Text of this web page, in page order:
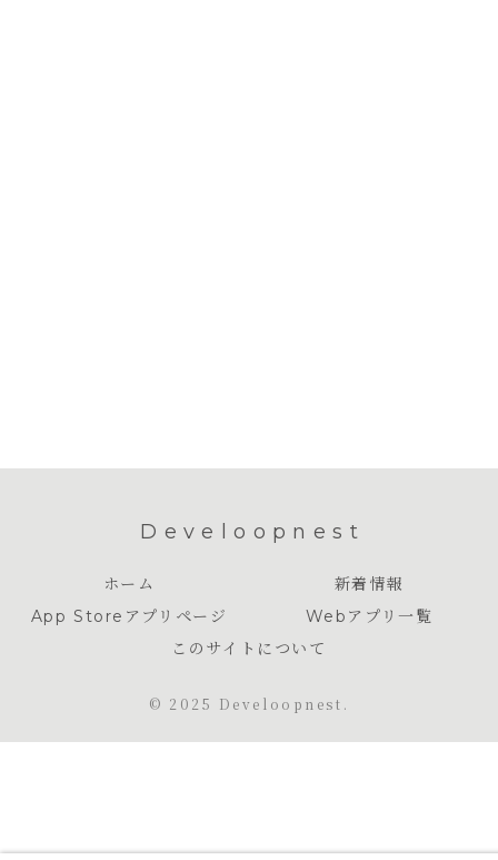
Develoopnest
ホーム
新着情報
App Storeアプリページ
Webアプリ一覧
このサイトについて
© 2025 Develoopnest.